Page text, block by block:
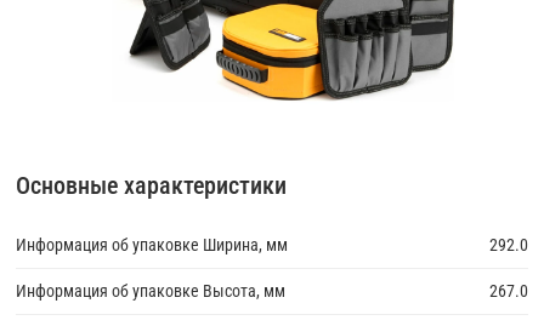
Основные характеристики
Информация об упаковке Ширина, мм 292.0
Информация об упаковке Высота, мм 267.0